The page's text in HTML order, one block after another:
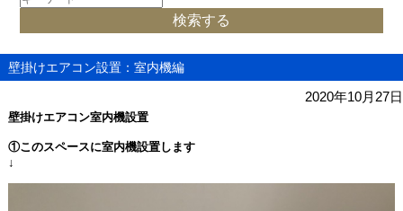
壁掛けエアコン設置：室内機編
2020年10月27日
壁掛けエアコン室内機設置
①このスペースに室内機設置します
↓